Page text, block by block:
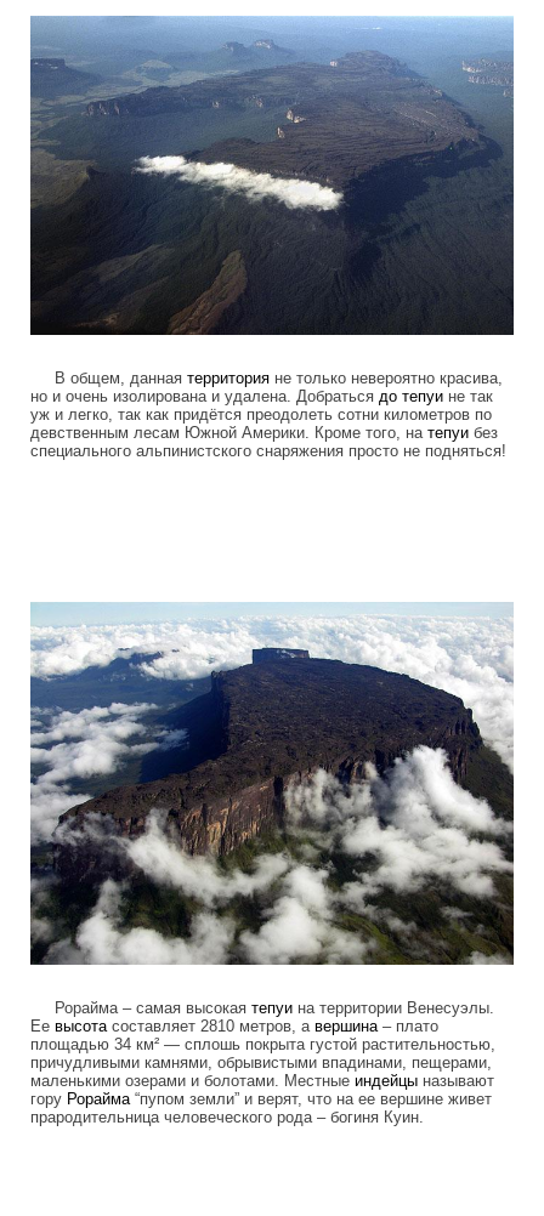
В общем, данная территория не только невероятно красива,
но и очень изолирована и удалена. Добраться до тепуи не так
уж и легко, так как придётся преодолеть сотни километров по
девственным лесам Южной Америки. Кроме того, на тепуи без
специального альпинистского снаряжения просто не подняться!
Рорайма – самая высокая тепуи на территории Венесуэлы.
Ее высота составляет 2810 метров, а вершина – плато
площадью 34 км² — сплошь покрыта густой растительностью,
причудливыми камнями, обрывистыми впадинами, пещерами,
маленькими озерами и болотами. Местные индейцы называют
гору Рорайма “пупом земли” и верят, что на ее вершине живет
прародительница человеческого рода – богиня Куин.